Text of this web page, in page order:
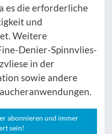
es die erforderliche
und
Weitere
Denier-Spinnvlies-
in der
sowie andere
abonnieren und immer
sein!